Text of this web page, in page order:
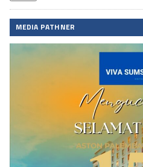
MEDIA PATHNER